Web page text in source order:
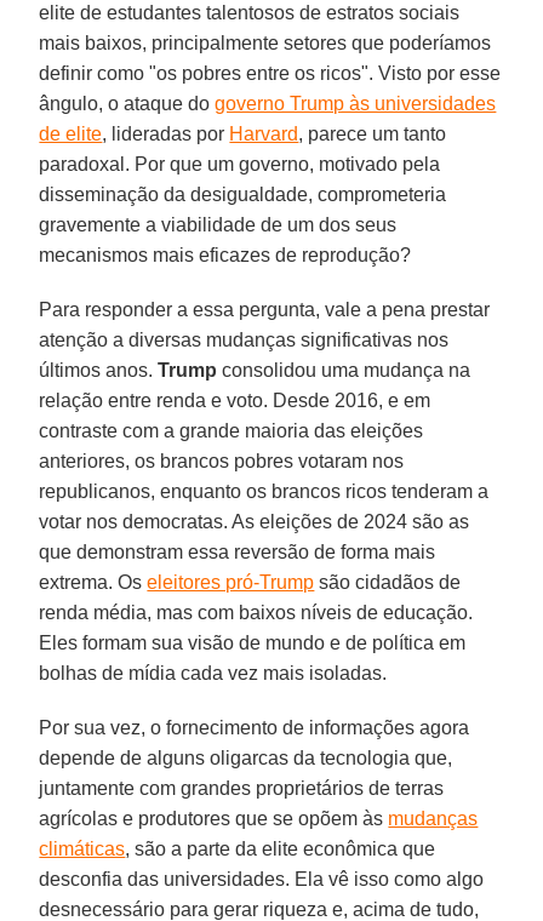
elite de estudantes talentosos de estratos sociais
mais baixos, principalmente setores que poderíamos
definir como "os pobres entre os ricos". Visto por esse
ângulo, o ataque dogoverno Trump às universidades
de elite, lideradas por Harvard, parece um tanto
paradoxal. Por que um governo, motivado pela
disseminação da desigualdade, comprometeria
gravemente a viabilidade de um dos seus
mecanismos mais eficazes de reprodução?
Para responder a essa pergunta, vale a pena prestar
atenção a diversas mudanças significativas nos
últimos anos.Trump consolidou uma mudança na
relação entre renda e voto. Desde 2016, e em
contraste com a grande maioria das eleições
anteriores, os brancos pobres votaram nos
republicanos, enquanto os brancos ricos tenderam a
votar nos democratas. As eleições de 2024 são as
que demonstram essa reversão de forma mais
extrema. Oseleitores pró-Trump são cidadãos de
renda média, mas com baixos níveis de educação.
Eles formam sua visão de mundo e de política em
bolhas de mídia cada vez mais isoladas.
Por sua vez, o fornecimento de informações agora
depende de alguns oligarcas da tecnologia que,
juntamente com grandes proprietários de terras
agrícolas e produtores que se opõem às mudanças
climáticas, são a parte da elite econômica que
desconfia das universidades. Ela vê isso como algo
desnecessário para gerar riqueza e, acima de tudo,